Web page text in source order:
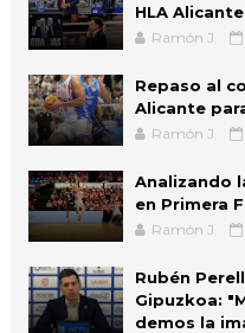
HLA
Ramón J.
Repaso al
Alicante
Ramón J.
Analizando
en Primera
Ramón J.
Rubén
Gipuzkoa:
demos la